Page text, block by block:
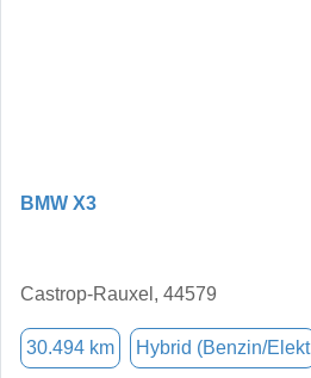
BMW X3
Castrop-Rauxel, 44579
30.494 km Hybrid (Benzin/Elekt